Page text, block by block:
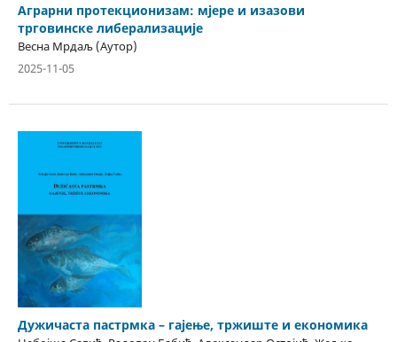
Аграрни протекционизам: мјере и изазови
трговинске либерализације
Весна Мрдаљ (Аутор)
2025-11-05
Дужичаста пастрмка – гајење, тржиште и економика